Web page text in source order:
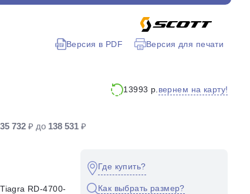
Версия в PDF Версия для печати
13993 р. вернем на карту!
732 ₽ до 138 531 ₽
RD-4700-
Где купить?
Как выбрать размер?